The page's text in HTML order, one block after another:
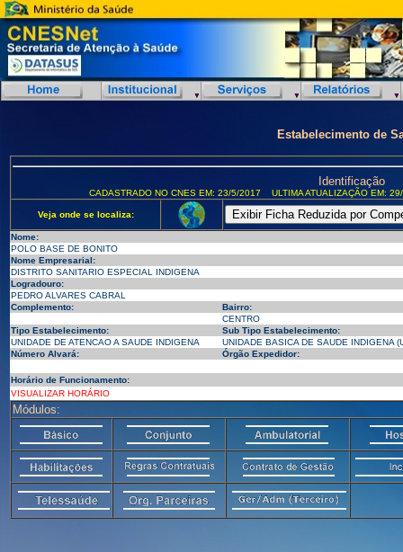
Estabelecimento de
Identificação
CADASTRADO NO CNES EM: 23/5/2017 ULTIMA ATUALIZAÇÃO EM:
Veja onde se localiza:
Nome:
POLO BASE DE BONITO
Nome Empresarial:
DISTRITO SANITARIO ESPECIAL INDIGENA
Logradouro:
PEDRO ALVARES CABRAL
Complemento:
Bairro:
CENTRO
Tipo Estabelecimento:
Sub Tipo Estabelecimento:
UNIDADE DE ATENCAO A SAUDE INDIGENA
UNIDADE BASICA DE SAUDE INDIGENA
Número Alvará:
Órgão Expedidor:
Horário de Funcionamento:
VISUALIZAR HORÁRIO
Módulos: